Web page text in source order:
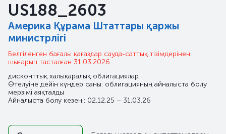
US188_2603
Америка Құрама Штаттары қаржы
министрлігі
Белгіленген бағалы қағаздар сауда-саттық тізімдерінен
шығарып тасталған 31.03.2026
дисконттық халықаралық облигациялар
Өтелуіне дейін күндер саны: облигацияның айналыста болу
мерзімі аяқталды
Айналыста болу кезеңі: 02.12.25 – 31.03.26